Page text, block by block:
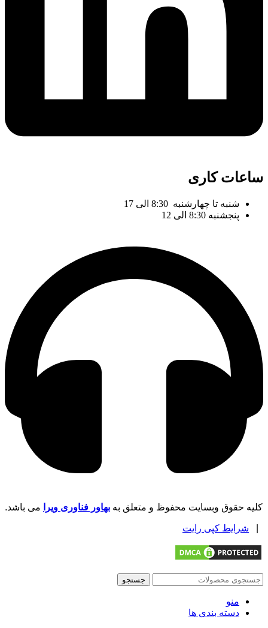
ساعات کاری
شنبه تا چهارشنبه 8:30 الی 17
پنجشنبه 8:30 الی 12
کلیه حقوق وبسایت محفوظ و متعلق به بهاور فناوری ویرا می باشد.
شرایط کپی رایت
جستجو
منو
دسته بندی ها